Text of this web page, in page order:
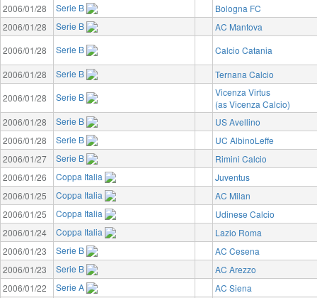
2006/01/28
Serie B
Bologna FC
2006/01/28
Serie B
AC Mantova
2006/01/28
Serie B
Calcio Catania
2006/01/28
Serie B
Ternana Calcio
2006/01/28
Serie B
Vicenza Virtus
(as Vicenza Calcio)
2006/01/28
Serie B
US Avellino
2006/01/28
Serie B
UC AlbinoLeffe
2006/01/27
Serie B
Rimini Calcio
2006/01/26
Coppa Italia
Juventus
2006/01/25
Coppa Italia
AC Milan
2006/01/25
Coppa Italia
Udinese Calcio
2006/01/24
Coppa Italia
Lazio Roma
2006/01/23
Serie B
AC Cesena
2006/01/23
Serie B
AC Arezzo
2006/01/22
Serie A
AC Siena